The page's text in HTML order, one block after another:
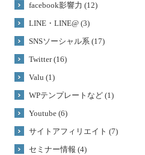
facebook影響力 (12)
LINE・LINE@ (3)
SNSソーシャル系 (17)
Twitter (16)
Valu (1)
WPテンプレートなど (1)
Youtube (6)
サイトアフィリエイト (7)
セミナー情報 (4)